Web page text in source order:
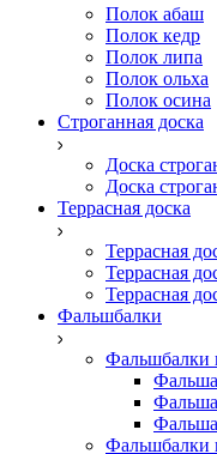
Полок абаш
Полок кедр
Полок липа
Полок ольха
Полок осина
Строганная доска
Доска
Доска
Террасная доска
Террасная
Террасная
Террасная
Фальшбалки
Фальшбалки
Фальшбалки